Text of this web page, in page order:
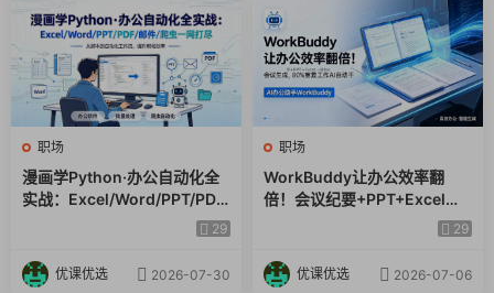
销售思维（2）
小红书笔记如何正确添加话题标签.mp4
小红书流量启动海报图拆解.mp4
新手如何快速作图发圈.mp4
新手账号不上精准客户的原因.mp4
新手抓住流量关键词弯道超车.mp4
职场
漫画学Python·办公自动化全
实战：Excel/Word/PPT/PDF/
29
优课优选 2026-07-30
职场
WorkBuddy让办公效率翻
倍！会议纪要+PPT+Excel一
键生成，80%重复工作AI自动
29
优课优选 2026-07-06